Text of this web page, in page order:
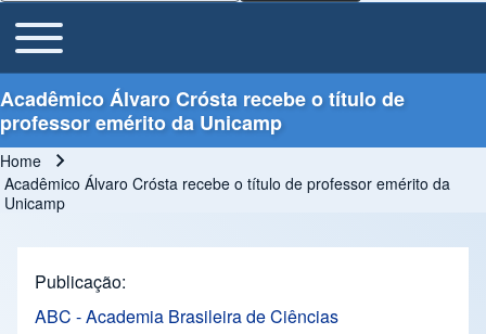
Main Menu
Toggle main menu
Acadêmico Álvaro Crósta recebe o título de
professor emérito da Unicamp
Breadcrumb
Home
Acadêmico Álvaro Crósta recebe o título de professor emérito da
Unicamp
Publicação
ABC - Academia Brasileira de Ciências